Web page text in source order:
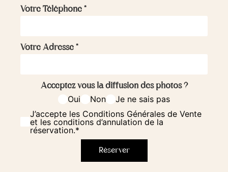
Votre Téléphone *
Votre Adresse *
Acceptez vous la diffusion des photos ?
Oui Non
Je ne sais pas
J’accepte les Conditions Générales de Vente
et les conditions d’annulation de la
réservation.*
Réserver